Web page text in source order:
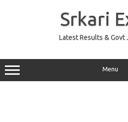
Srkari
Latest Results & Govt
Menu